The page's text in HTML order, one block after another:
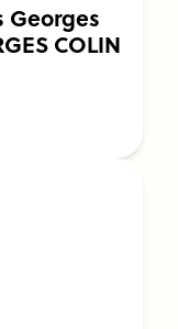
COLIN